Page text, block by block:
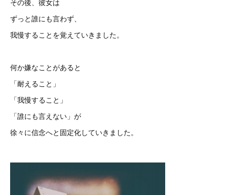
その後、彼女は
ずっと誰にも言わず、
我慢することを覚えていきました。
何か嫌なことがあると
「耐えること」
「我慢すること」
「誰にも言えない」が
徐々に信念へと固定化していきました。